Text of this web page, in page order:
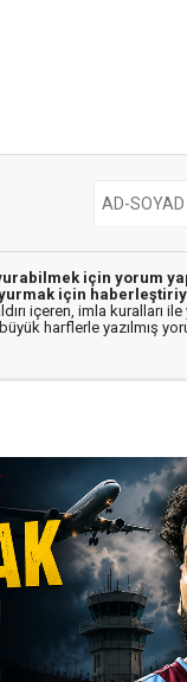
için yorum
için
içeren, imla kuralları ile
harflerle yazılmış